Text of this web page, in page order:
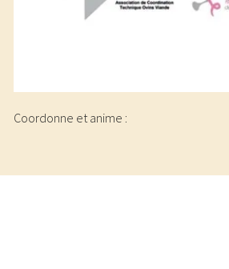
Coordonne et anime :